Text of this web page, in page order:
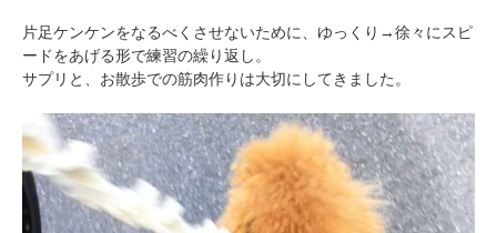
片足ケンケンをなるべくさせないために、ゆっくり→徐々にスピ
ードをあげる形で練習の繰り返し。
サプリと、お散歩での筋肉作りは大切にしてきました。
PECOアプリをダウンロード済みの方